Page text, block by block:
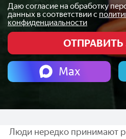
Даю согласие на обработку
данных в соответствии с
конфиденциальности
Max
Люди нередко принимают